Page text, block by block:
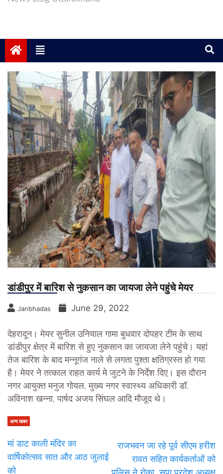
डांडीपुर में बारिश से नुकसान का जायजा लेने पहुंचे मेयर
Janbhadas June 29, 2022
देहरादून। मेयर सुनील उनियाल गामा बुधवार दोपहर टीम के साथ
डांडीपुर क्षेत्र में बारिश से हुए नुकसान का जायजा लेने पहुंचे। यहां
तेज बारिश के बाद मन्नूगंज नाले से लगता पुश्ता क्षतिग्रस्त हो गया
है। मेयर ने तत्काल राहत कार्य मे जुटने के निर्देश दिए। इस दौरान
नगर आयुक्त मनुज गोयल, मुख्य नगर स्वास्थ्य अधिकारी डॉ.
अविनाश खन्ना, पार्षद अजय सिंघल आदि मौजूद थे।
अन्य खबर
मां डाट काली मंदिर का
वार्षिकोत्सव सात और आठ जुलाई
को
राजभवन जा रहे पूर्व सीएम हरीश
रावत सहित कार्यकर्ताओं को